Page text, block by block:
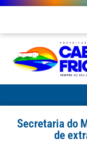
Secretaria do
de